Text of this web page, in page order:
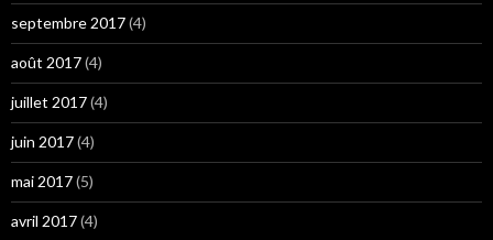
septembre 2017(4)
août 2017(4)
juillet 2017(4)
juin 2017(4)
mai 2017(5)
avril 2017(4)